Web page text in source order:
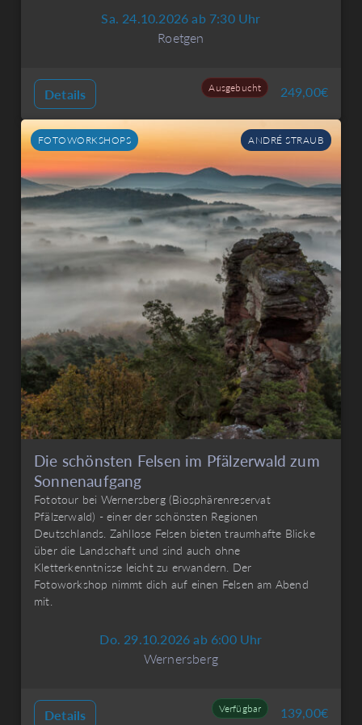
Sa. 24.10.2026 ab 7:30 Uhr
Roetgen
Details Ausgebucht 249,00€
FOTOWORKSHOPS ANDRÉ STRAUB
Die schönsten Felsen im Pfälzerwald zum
Sonnenaufgang
Fototour bei Wernersberg (Biosphärenreservat
Pfälzerwald) - einer der schönsten Regionen
Deutschlands. Zahllose Felsen bieten traumhafte Blicke
über die Landschaft und sind auch ohne
Kletterkenntnisse leicht zu erwandern. Der
Fotoworkshop nimmt dich auf einen Felsen am Abend
mit.
Do. 29.10.2026 ab 6:00 Uhr
Wernersberg
Details Verfügbar 139,00€